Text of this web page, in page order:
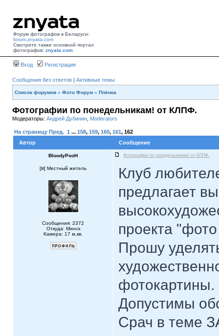
Форум фотографов в Беларуси:
forum.znyata.com
Смотрите также основной портал
фотографов: znyata.com
Вход Регистрация
Сообщения без ответов | Активные темы
Список форумов » Фото Форум » Плёнка
Фотографии по понедельникам! от КЛПФ.
Модераторы: Андрей Дубинин Moderators
На страницу Пред. 1 ... 158, 159, 160, 161, 162
Автор
Сообщение
BloodyPooH Фотографии по понедельникам! от КЛПФ.
[ ] Местный житель
Сообщения: 2372
Откуда: Минск
Камера: 17 м.кв.
Клуб
предлагает
проекта
Прошу
фотокартины.
Допустимы
Срач в теме